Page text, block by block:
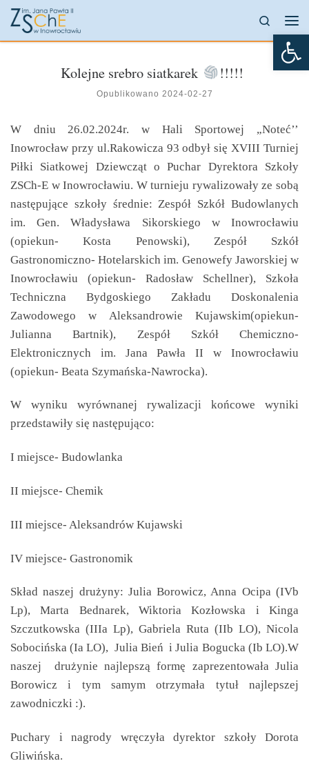
Przejdź do treści
Search
Kolejne srebro siatkarek !!!!!
Opublikowano 2024-02-27
W dniu 26.02.2024r. w Hali Sportowej „Noteć’’
Inowrocław przy ul.Rakowicza 93 odbył się XVIII Turniej
Piłki Siatkowej Dziewcząt o Puchar Dyrektora Szkoły
ZSCh-E w Inowrocławiu. W turnieju rywalizowały ze sobą
następujące szkoły średnie: Zespół Szkół Budowlanych
im. Gen. Władysława Sikorskiego w Inowrocławiu
(opiekun- Kosta Penowski), Zespół Szkół
Gastronomiczno- Hotelarskich im. Genowefy Jaworskiej w
Inowrocławiu (opiekun- Radosław Schellner), Szkoła
Techniczna Bydgoskiego Zakładu Doskonalenia
Zawodowego w Aleksandrowie Kujawskim(opiekun-
Julianna Bartnik), Zespół Szkół Chemiczno-
Elektronicznych im. Jana Pawła II w Inowrocławiu
(opiekun- Beata Szymańska-Nawrocka).
W wyniku wyrównanej rywalizacji końcowe wyniki
przedstawiły się następująco:
I miejsce- Budowlanka
II miejsce- Chemik
III miejsce- Aleksandrów Kujawski
IV miejsce- Gastronomik
Skład naszej drużyny: Julia Borowicz, Anna Ocipa (IVb
Lp), Marta Bednarek, Wiktoria Kozłowska i Kinga
Szczutkowska (IIIa Lp), Gabriela Ruta (IIb LO), Nicola
Sobocińska (Ia LO), Julia Bień i Julia Bogucka (Ib LO).W
naszej drużynie najlepszą formę zaprezentowała Julia
Borowicz i tym samym otrzymała tytuł najlepszej
zawodniczki :).
Puchary i nagrody wręczyła dyrektor szkoły Dorota
Gliwińska.